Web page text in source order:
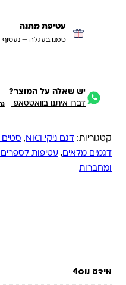
עטיפת מתנה
סמנו בעגלה — נעטוף
יש שאלה על המוצר?
דברו איתנו בוואטסאפ
קטגוריות: דגם ניקי NICI , סטים
דגמים מלאים, עטיפות
ומחברות
מידע נוסף